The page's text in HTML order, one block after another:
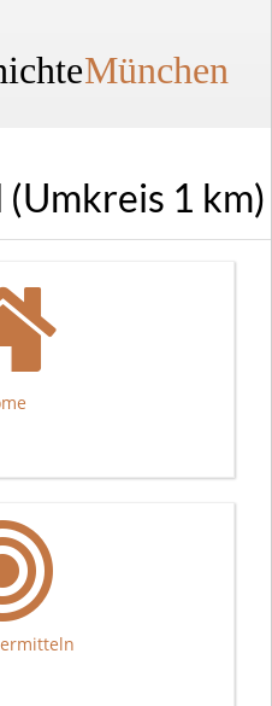
München
(Umkreis 1 km)